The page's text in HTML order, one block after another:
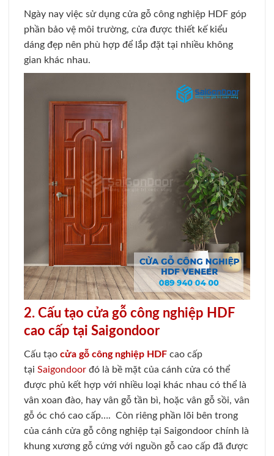
Ngày nay việc sử dụng cửa gỗ công nghiệp HDF góp
phần bảo vệ môi trường, cửa được thiết kế kiểu
dáng đẹp nên phù hợp để lắp đặt tại nhiều không
gian khác nhau.
2. Cấu tạo cửa gỗ công nghiệp HDF
cao cấp tại Saigondoor
Cấu tạo cửa gỗ công nghiệp HDF cao cấp
tại Saigondoor đó là bề mặt của cánh cửa có thể
được phủ kết hợp với nhiều loại khác nhau có thể là
vân xoan đào, hay vân gỗ tần bì, hoặc vân gỗ sồi, vân
gỗ óc chó cao cấp…. Còn riêng phần lõi bên trong
của cánh cửa gỗ công nghiệp tại Saigondoor chính là
khung xương gỗ cứng với nguồn gỗ cao cấp đã được